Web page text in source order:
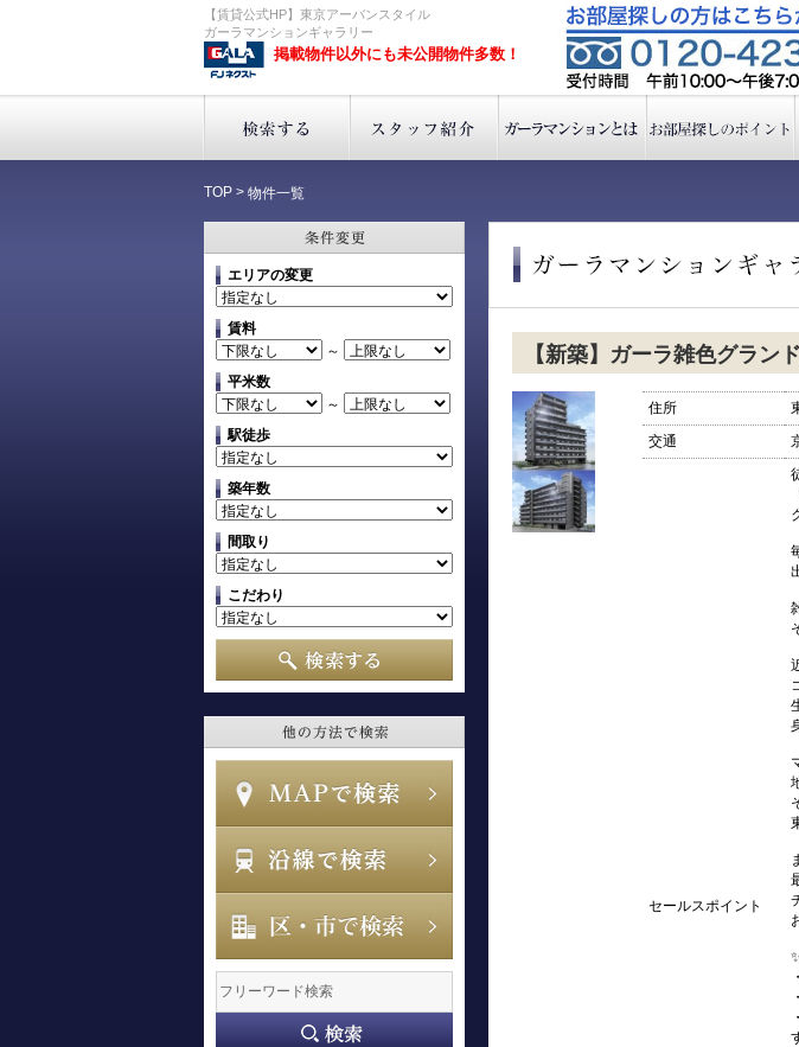
【賃貸公式HP】東京アーバンスタイル
ガーラマンションギャラリー
掲載物件以外にも未公開物件多数！
TOP > 物件一覧
エリアの変更
賃料
～
平米数
～
駅徒歩
築年数
間取り
こだわり
【新築】ガーラ雑色グラン
住所
交通
セールスポイント